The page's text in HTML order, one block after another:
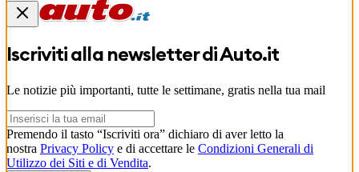
Iscriviti alla newsletter diAuto.it
Le notizie più importanti, tutte le settimane, gratis nella tua mail
Premendo il tasto “Iscriviti ora” dichiaro di aver letto la
nostra Privacy Policy e di accettare le Condizioni Generali di
Utilizzo dei Siti e di Vendita.